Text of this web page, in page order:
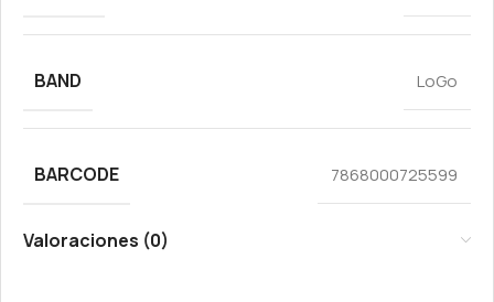
BAND LoGo
BARCODE 7868000725599
Valoraciones (0)